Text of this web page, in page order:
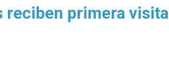
reciben primera visita